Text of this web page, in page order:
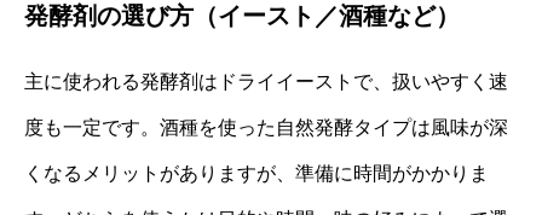
発酵剤の選び方（イースト／酒種など）
主に使われる発酵剤はドライイーストで、扱いやすく速
度も一定です。酒種を使った自然発酵タイプは風味が深
くなるメリットがありますが、準備に時間がかかりま